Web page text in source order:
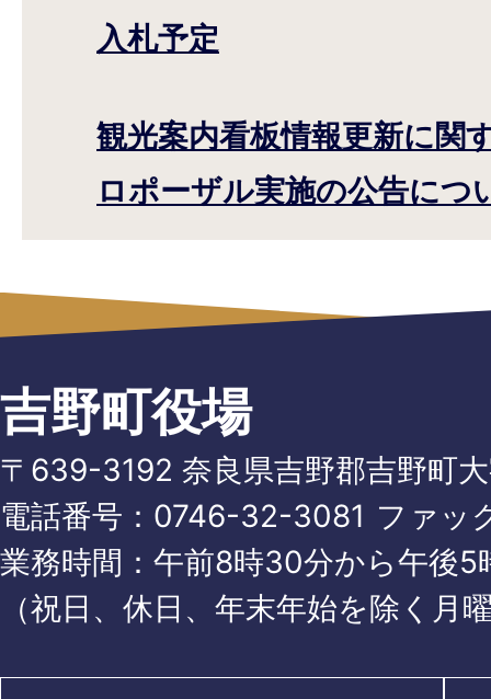
入札予定
観光案内看板情報更新に関
ロポーザル実施の公告につ
吉野町役場
〒639-3192 奈良県吉野郡吉野町
電話番号： 0746-32-3081 ファッ
業務時間：午前8時30分から午後5
（祝日、休日、年末年始を除く月